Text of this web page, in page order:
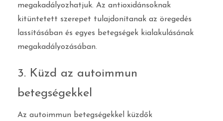
megakadályozhatjuk. Az antioxidánsoknak
kitüntetett szerepet tulajdonítanak az öregedés
lassításában és egyes betegségek kialakulásának
megakadályozásában.
3. Küzd az autoimmun
betegségekkel
Az autoimmun betegségekkel küzdők